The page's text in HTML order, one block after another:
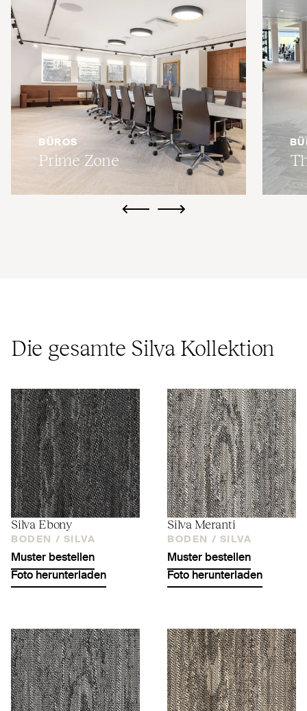
BÜROS
Prime Zone
ui.previousui.next
Die gesamte Silva Kollektion
Silva Ebony
BODEN / SILVA
Muster bestellen
Foto herunterladen
Silva Meranti
BODEN / SILVA
Muster bestellen
Foto herunterladen